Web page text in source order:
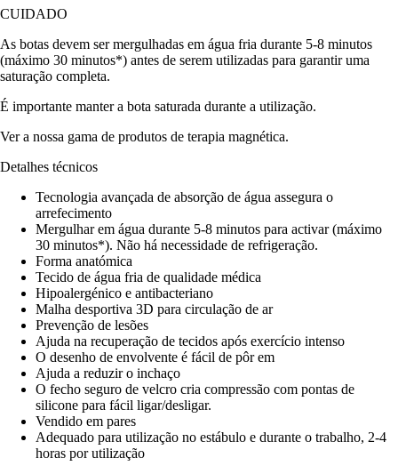
CUIDADO
As botas devem ser mergulhadas em água fria durante 5-8 minutos
(máximo 30 minutos*) antes de serem utilizadas para garantir uma
saturação completa.
É importante manter a bota saturada durante a utilização.
Ver a nossa gama de produtos de terapia magnética.
Detalhes técnicos
Tecnologia avançada de absorção de água assegura o
arrefecimento
Mergulhar em água durante 5-8 minutos para activar (máximo
30 minutos*). Não há necessidade de refrigeração.
Forma anatómica
Tecido de água fria de qualidade médica
Hipoalergénico e antibacteriano
Malha desportiva 3D para circulação de ar
Prevenção de lesões
Ajuda na recuperação de tecidos após exercício intenso
O desenho de envolvente é fácil de pôr em
Ajuda a reduzir o inchaço
O fecho seguro de velcro cria compressão com pontas de
silicone para fácil ligar/desligar.
Vendido em pares
Adequado para utilização no estábulo e durante o trabalho, 2-4
horas por utilização